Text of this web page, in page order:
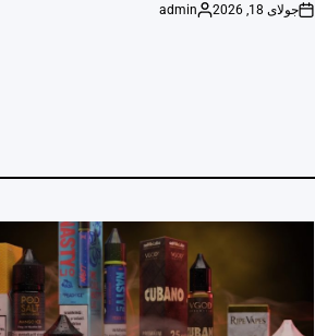
on
جولای 18, 2026
Posted
admin